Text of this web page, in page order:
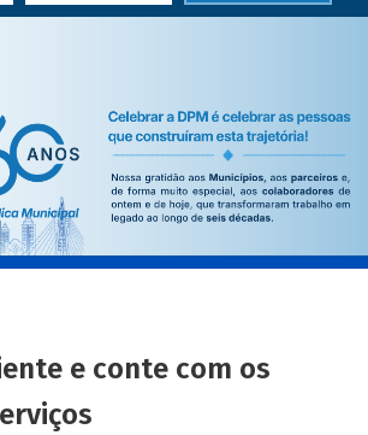
e conte com os